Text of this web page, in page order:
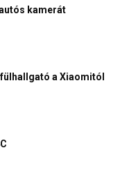
kamerát
a Xiaomitól